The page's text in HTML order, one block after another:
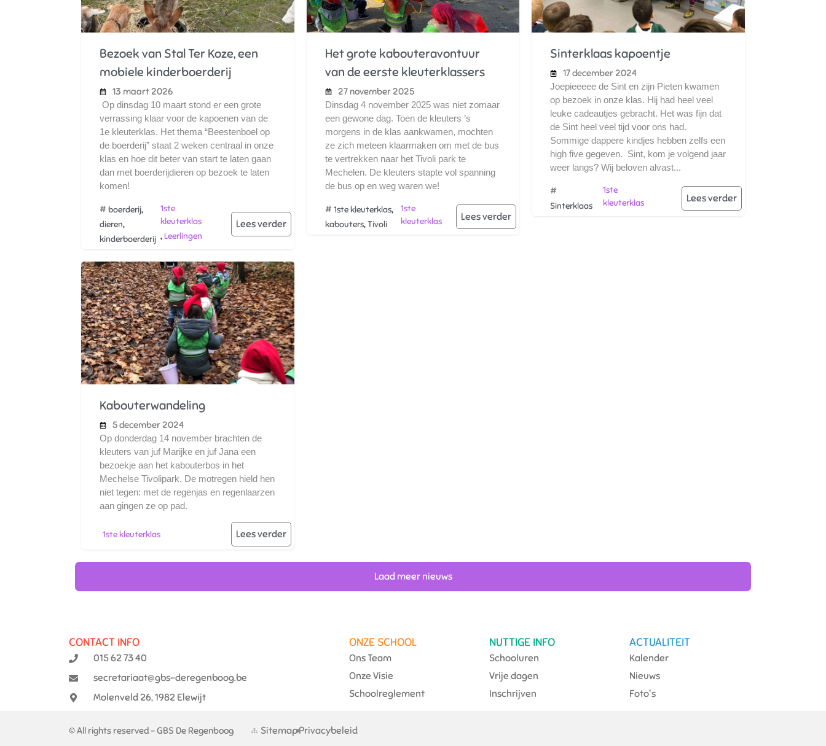
Bezoek van Stal Ter Koze, een
mobiele kinderboerderij
13 maart 2026
Op dinsdag 10 maart stond er een grote
verrassing klaar voor de kapoenen van de
1e kleuterklas. Het thema “Beestenboel op
de boerderij” staat 2 weken centraal in onze
klas en hoe dit beter van start te laten gaan
dan met boerderijdieren op bezoek te laten
komen!
# boerderij,
dieren,
kinderboerderij
1ste
kleuterklas
, Leerlingen
Lees verder
Het grote kabouteravontuur
van de eerste kleuterklassers
27 november 2025
Dinsdag 4 november 2025 was niet zomaar
een gewone dag. Toen de kleuters ’s
morgens in de klas aankwamen, mochten
ze zich meteen klaarmaken om met de bus
te vertrekken naar het Tivoli park te
Mechelen. De kleuters stapte vol spanning
de bus op en weg waren we!
# 1ste kleuterklas,
kabouters,Tivoli
1ste
kleuterklas
Lees verder
Sinterklaas kapoentje
17 december 2024
Joepieeeee de Sint en zijn Pieten kwamen
op bezoek in onze klas. Hij had heel veel
leuke cadeautjes gebracht. Het was fijn dat
de Sint heel veel tijd voor ons had.
Sommige dappere kindjes hebben zelfs een
high five gegeven. Sint, kom je volgend jaar
weer langs? Wij beloven alvast...
#
Sinterklaas
1ste
kleuterklas
Lees verder
Kabouterwandeling
5 december 2024
Op donderdag 14 november brachten de
kleuters van juf Marijke en juf Jana een
bezoekje aan het kabouterbos in het
Mechelse Tivolipark. De motregen hield hen
niet tegen: met de regenjas en regenlaarzen
aan gingen ze op pad.
1ste kleuterklas Lees verder
Laad meer nieuws
CONTACT INFO
015 62 73 40
secretariaat@gbs-deregenboog.be
Molenveld 26, 1982 Elewijt
ONZE SCHOOL
Ons Team
Onze Visie
Schoolreglement
NUTTIGE INFO
Schooluren
Vrije dagen
Inschrijven
ACTUALITEIT
Kalender
Nieuws
Foto's
© All rights reserved - GBS De Regenboog SitemapPrivacybeleid